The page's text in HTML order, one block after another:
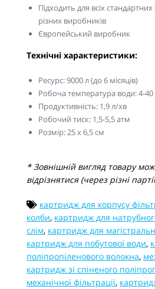
Підходить для всіх
різних виробників
Європейський виробник
Технічні характеристики:
Ресурс: 9000 л (до 6 місяців)
Робоча температура води: 4-40
Продуктивність: 1,9 л/хв
Робочий тиск: 1,5-5,5 атм
Розмір: 25 х 6,5 см
* Зовнішній вигляд товару
відрізнятися (через різні
картридж для корпусу
колби, картридж для
слім, картридж для
картридж для побутової води,
поліпропіленового волокна,
картридж зі спіненого
механічної фільтрації,